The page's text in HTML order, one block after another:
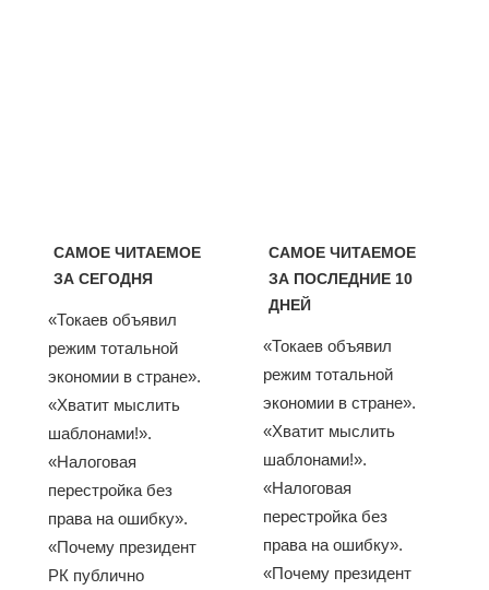
САМОЕ ЧИТАЕМОЕ
ЗА СЕГОДНЯ
«Токаев объявил
режим тотальной
экономии в стране».
«Хватит мыслить
шаблонами!».
«Налоговая
перестройка без
права на ошибку».
«Почему президент
РК публично
САМОЕ ЧИТАЕМОЕ
ЗА ПОСЛЕДНИЕ 10
ДНЕЙ
«Токаев объявил
режим тотальной
экономии в стране».
«Хватит мыслить
шаблонами!».
«Налоговая
перестройка без
права на ошибку».
«Почему президент